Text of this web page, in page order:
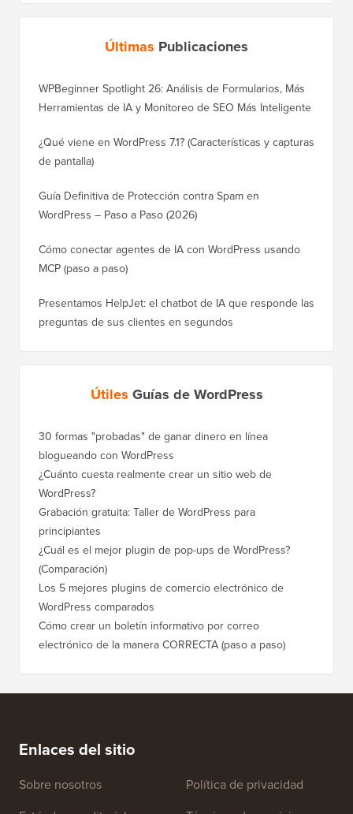
Últimas Publicaciones
WPBeginner Spotlight 26: Análisis de Formularios, Más
Herramientas de IA y Monitoreo de SEO Más Inteligente
¿Qué viene en WordPress 7.1? (Características y capturas
de pantalla)
Guía Definitiva de Protección contra Spam en
WordPress – Paso a Paso (2026)
Cómo conectar agentes de IA con WordPress usando
MCP (paso a paso)
Presentamos HelpJet: el chatbot de IA que responde las
preguntas de sus clientes en segundos
Útiles Guías de WordPress
30 formas "probadas" de ganar dinero en línea
blogueando con WordPress
¿Cuánto cuesta realmente crear un sitio web de
WordPress?
Grabación gratuita: Taller de WordPress para
principiantes
¿Cuál es el mejor plugin de pop-ups de WordPress?
(Comparación)
Los 5 mejores plugins de comercio electrónico de
WordPress comparados
Cómo crear un boletín informativo por correo
electrónico de la manera CORRECTA (paso a paso)
Enlaces del sitio
Sobre nosotros
Política de privacidad